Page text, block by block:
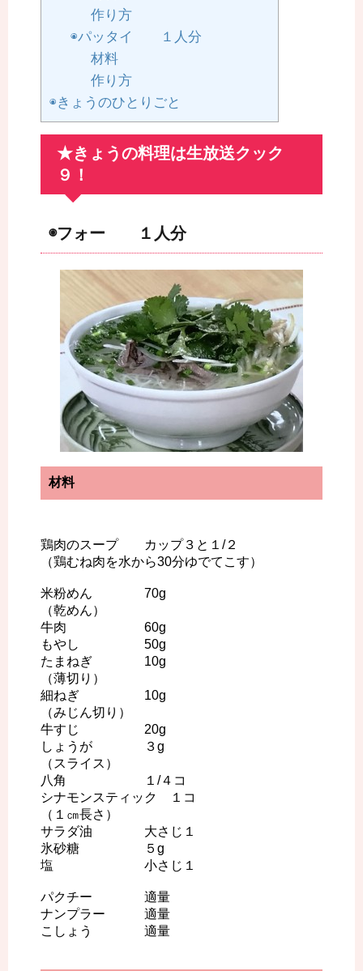
作り方
◉パッタイ １人分
材料
作り方
◉きょうのひとりごと
★きょうの料理は生放送クック
９！
◉フォー １人分
材料
鶏肉のスープ カップ３と１/２
（鶏むね肉を水から30分ゆでてこす）
米粉めん 70g
（乾めん）
牛肉 60g
もやし 50g
たまねぎ 10g
（薄切り）
細ねぎ 10g
（みじん切り）
牛すじ 20g
しょうが ３g
（スライス）
八角 １/４コ
シナモンスティック １コ
（１㎝長さ）
サラダ油 大さじ１
氷砂糖 ５g
塩 小さじ１
パクチー 適量
ナンプラー 適量
こしょう 適量